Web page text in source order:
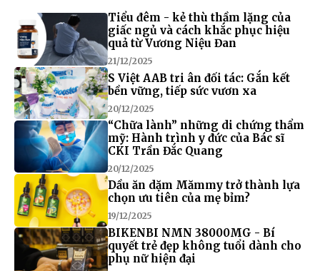
Tiểu đêm - kẻ thù thầm lặng của
giấc ngủ và cách khắc phục hiệu
quả từ Vương Niệu Đan
21/12/2025
S Việt AAB tri ân đối tác: Gắn kết
bền vững, tiếp sức vươn xa
20/12/2025
“Chữa lành” những di chứng thẩm
mỹ: Hành trình y đức của Bác sĩ
CKI Trần Đắc Quang
20/12/2025
Dầu ăn dặm Mămmy trở thành lựa
chọn ưu tiên của mẹ bỉm?
19/12/2025
BIKENBI NMN 38000MG - Bí
quyết trẻ đẹp không tuổi dành cho
phụ nữ hiện đại